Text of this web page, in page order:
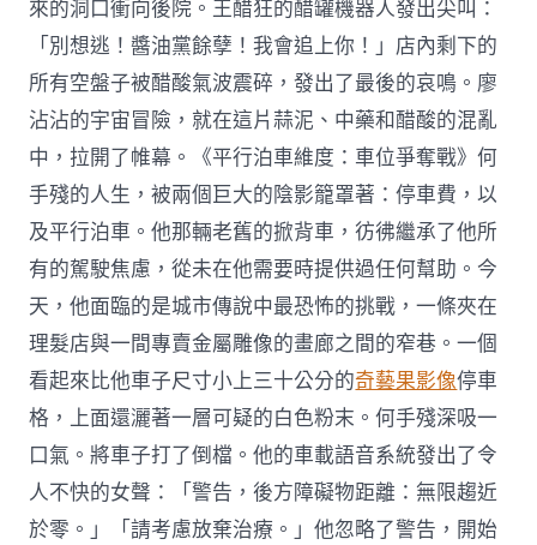
來的洞口衝向後院。王醋狂的醋罐機器人發出尖叫：
「別想逃！醬油黨餘孽！我會追上你！」店內剩下的
所有空盤子被醋酸氣波震碎，發出了最後的哀鳴。廖
沾沾的宇宙冒險，就在這片蒜泥、中藥和醋酸的混亂
中，拉開了帷幕。《平行泊車維度：車位爭奪戰》何
手殘的人生，被兩個巨大的陰影籠罩著：停車費，以
及平行泊車。他那輛老舊的掀背車，彷彿繼承了他所
有的駕駛焦慮，從未在他需要時提供過任何幫助。今
天，他面臨的是城市傳說中最恐怖的挑戰，一條夾在
理髮店與一間專賣金屬雕像的畫廊之間的窄巷。一個
看起來比他車子尺寸小上三十公分的奇藝果影像停車
格，上面還灑著一層可疑的白色粉末。何手殘深吸一
口氣。將車子打了倒檔。他的車載語音系統發出了令
人不快的女聲：「警告，後方障礙物距離：無限趨近
於零。」「請考慮放棄治療。」他忽略了警告，開始